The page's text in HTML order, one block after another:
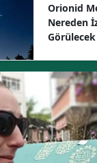
Orionid
Nereden